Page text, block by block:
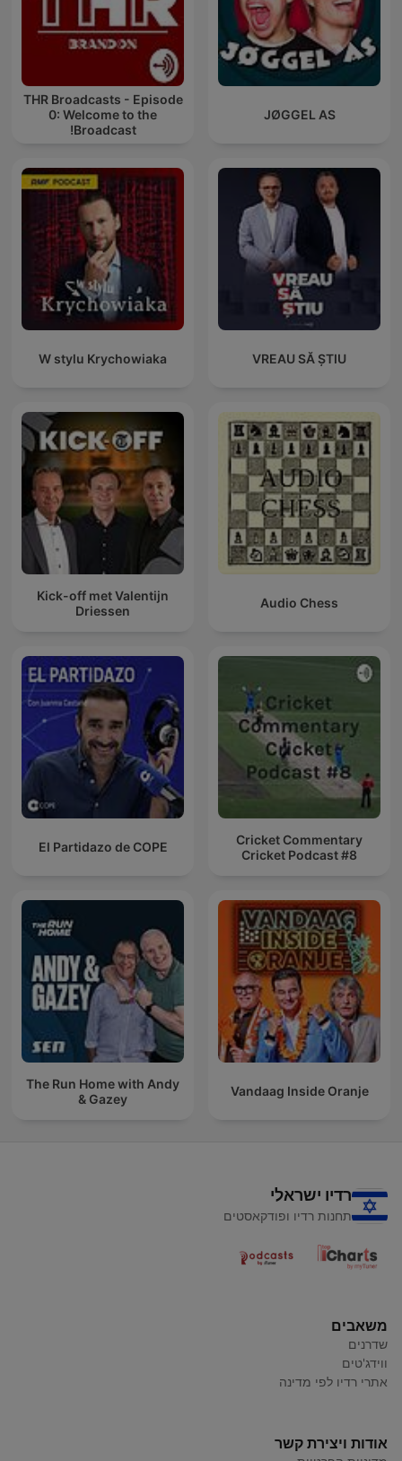
JØGGEL AS
THR Broadcasts - Episode
0: Welcome to the
Broadcast!
VREAU SĂ ȘTIU
W stylu Krychowiaka
Audio Chess
Kick-off met Valentijn
Driessen
Cricket Commentary
Cricket Podcast #8
El Partidazo de COPE
Vandaag Inside Oranje
The Run Home with Andy
& Gazey
רדיו ישראלי
תחנות רדיו ופודקאסטים
משאבים
שדרנים
ווידג'טים
אתרי רדיו לפי מדינה
אודות ויצירת קשר